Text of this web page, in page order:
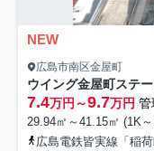
NEW
広島市南区金屋町
ウイング金屋町ステ
7.4万円～9.7万円 管
29.94㎡～41.15㎡ (1K
広島電鉄皆実線「稲